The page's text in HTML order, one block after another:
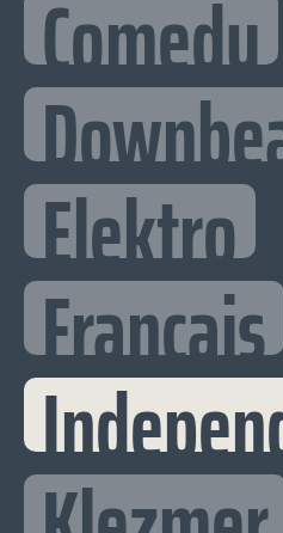
Comedy
Elektro
Francais